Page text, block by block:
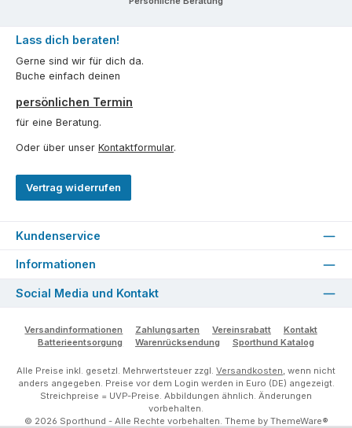
Lass dich beraten!
Gerne sind wir für dich da.
Buche einfach deinen
persönlichen Termin
für eine Beratung.
Oder über unser Kontaktformular.
Vertrag widerrufen
Kundenservice
Informationen
Social Media und Kontakt
Versandinformationen Zahlungsarten Vereinsrabatt
Kontakt
Batterieentsorgung
Warenrücksendung Sporthund Katalog
Alle Preise inkl. gesetzl. Mehrwertsteuer zzgl. Versandkosten, wenn nicht
anders angegeben. Preise vor dem Login werden in Euro (DE) angezeigt.
Streichpreise = UVP-Preise. Abbildungen ähnlich. Änderungen
vorbehalten.
© 2026 Sporthund - Alle Rechte vorbehalten. Theme by ThemeWare®